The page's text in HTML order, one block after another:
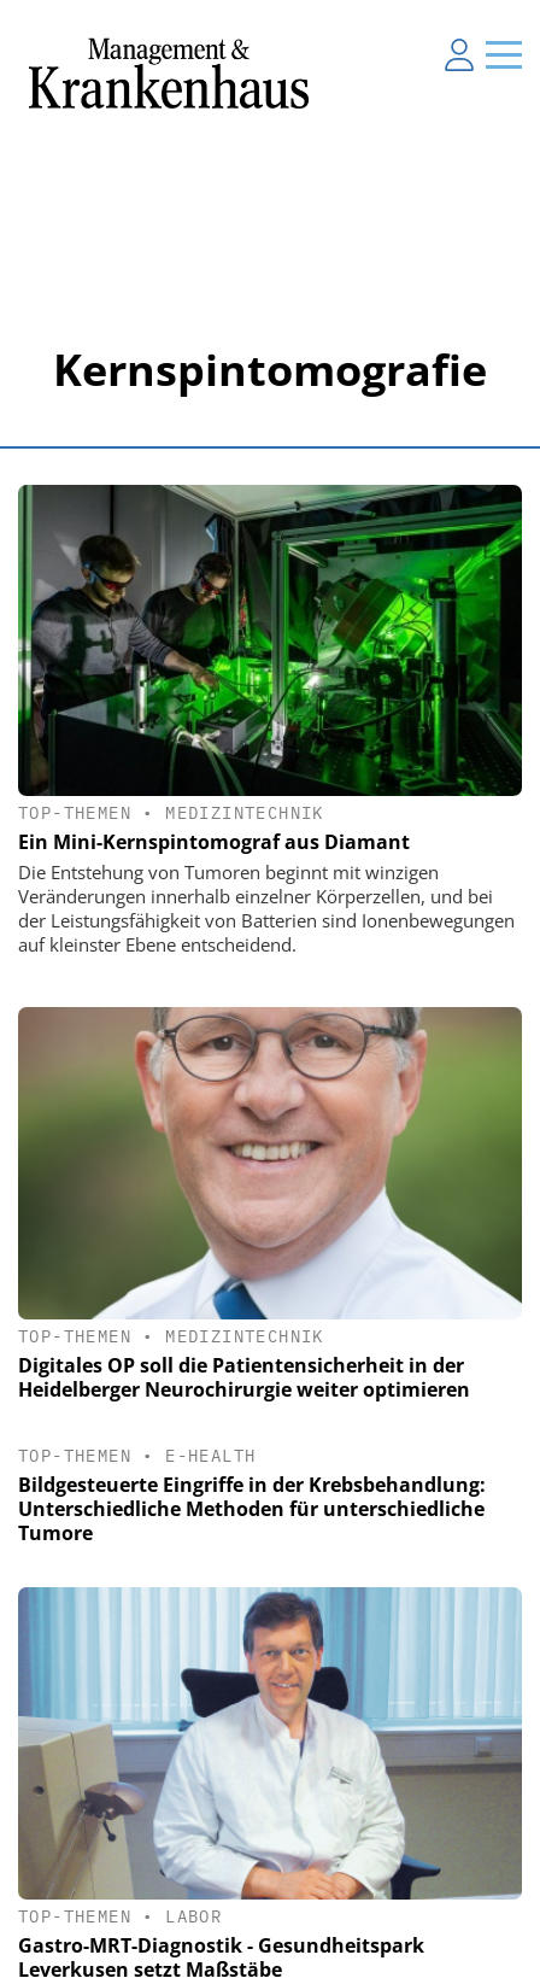
Kernspintomografie
TOP-THEMEN • MEDIZINTECHNIK
Ein Mini-Kernspintomograf aus Diamant
Die Entstehung von Tumoren beginnt mit winzigen
Veränderungen innerhalb einzelner Körperzellen, und bei
der Leistungsfähigkeit von Batterien sind Ionenbewegungen
auf kleinster Ebene entscheidend.
TOP-THEMEN • MEDIZINTECHNIK
Digitales OP soll die Patientensicherheit in der
Heidelberger Neurochirurgie weiter optimieren
TOP-THEMEN • E-HEALTH
Bildgesteuerte Eingriffe in der Krebsbehandlung:
Unterschiedliche Methoden für unterschiedliche
Tumore
TOP-THEMEN • LABOR
Gastro-MRT-Diagnostik - Gesundheitspark
Leverkusen setzt Maßstäbe